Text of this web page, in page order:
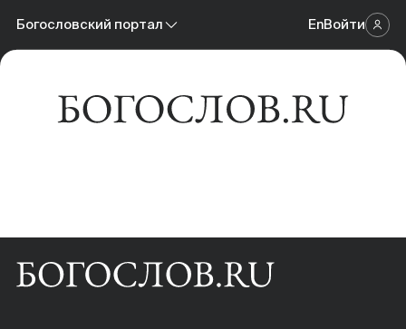
Богословский портал
Богословский портал
EnВойти
Новости
Научные инструменты